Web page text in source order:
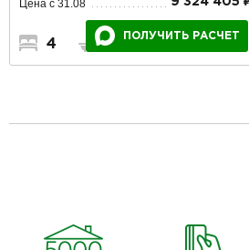
Цена с 31.08
4 2
ПОЛУЧИТЬ РАСЧЕТ